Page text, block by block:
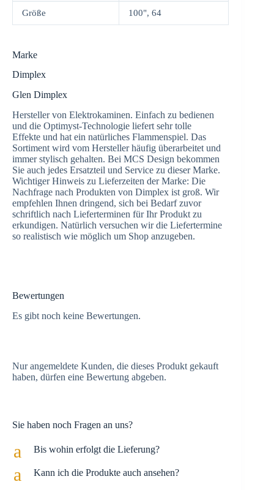
Größe 100", 64
Marke
Dimplex
Glen Dimplex
Hersteller von Elektrokaminen. Einfach zu bedienen
und die Optimyst-Technologie liefert sehr tolle
Effekte und hat ein natürliches Flammenspiel. Das
Sortiment wird vom Hersteller häufig überarbeitet und
immer stylisch gehalten. Bei MCS Design bekommen
Sie auch jedes Ersatzteil und Service zu dieser Marke.
Wichtiger Hinweis zu Lieferzeiten der Marke: Die
Nachfrage nach Produkten von Dimplex ist groß. Wir
empfehlen Ihnen dringend, sich bei Bedarf zuvor
schriftlich nach Lieferterminen für Ihr Produkt zu
erkundigen. Natürlich versuchen wir die Liefertermine
so realistisch wie möglich um Shop anzugeben.
Bewertungen
Es gibt noch keine Bewertungen.
Nur angemeldete Kunden, die dieses Produkt gekauft
haben, dürfen eine Bewertung abgeben.
Sie haben noch Fragen an uns?
a Bis wohin erfolgt die Lieferung?
a Kann ich die Produkte auch ansehen?